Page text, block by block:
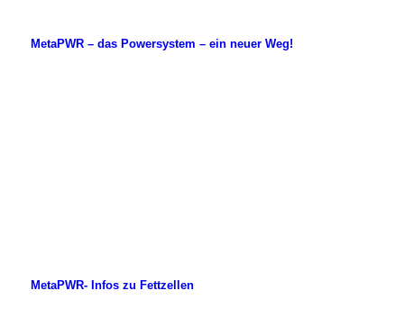
MetaPWR – das Powersystem – ein neuer Weg!
MetaPWR- Infos zu Fettzellen